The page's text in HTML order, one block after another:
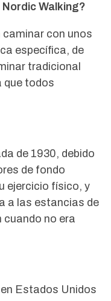
Walking?
caminar con unos
específica, de
tradicional
que todos
de 1930, debido
de fondo
ejercicio físico, y
a las estancias de
cuando no era
Estados Unidos